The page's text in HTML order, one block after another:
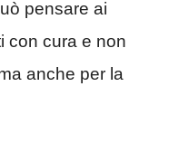
pensare ai
con cura e non
anche per la